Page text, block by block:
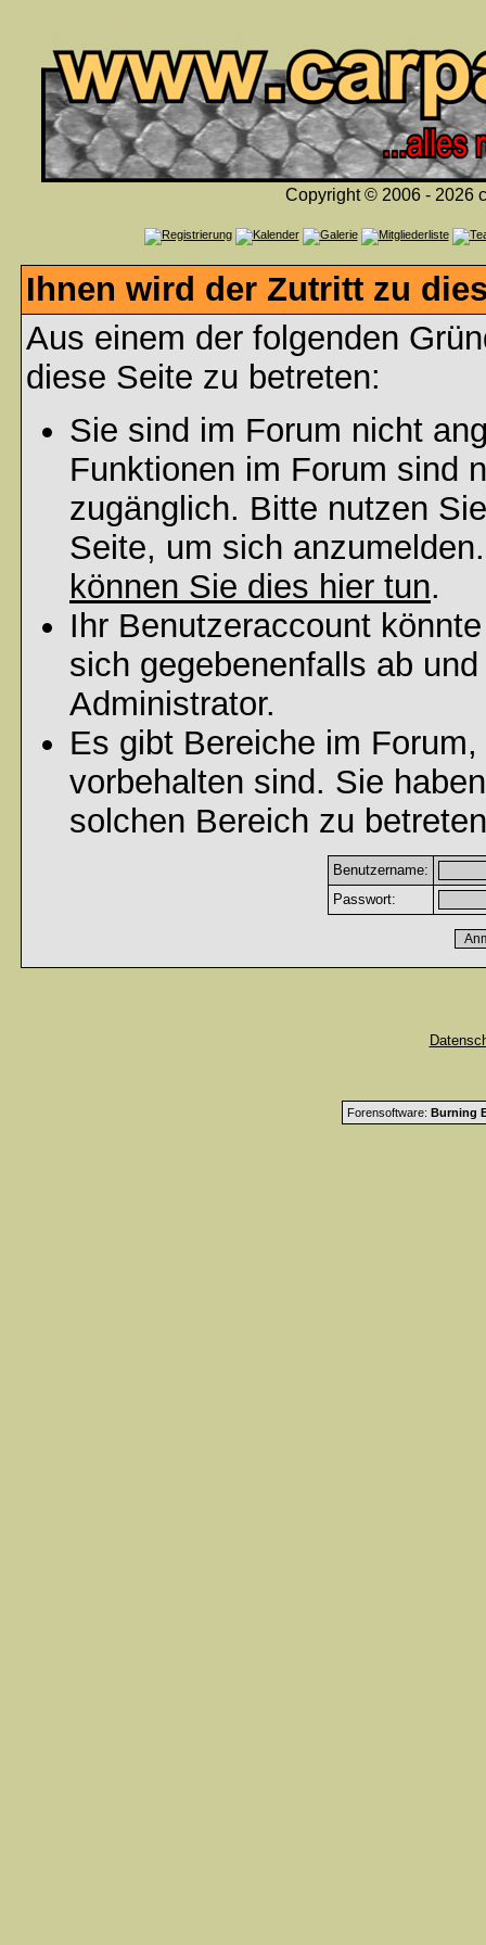
Copyright © 2006 - 2026
Ihnen wird der Zutritt zu
Aus einem der folgenden
diese Seite zu betreten:
Sie sind im Forum nicht
Funktionen im Forum sind
zugänglich. Bitte nutzen
Seite, um sich
können Sie dies hier tun.
Ihr Benutzeraccount
sich gegebenenfalls ab
Administrator.
Es gibt Bereiche im
vorbehalten sind. Sie
solchen Bereich zu
Benutzername:
Passwort:
Forensoftware: Burning